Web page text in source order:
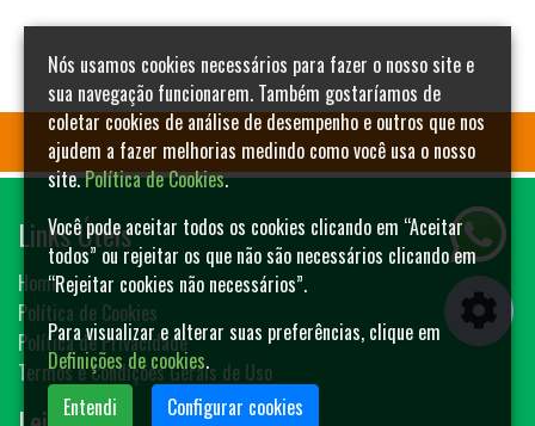
Links Úteis
Home
Política de Cookies
Política de Privacidade
Termos e Condições Gerais de Uso
Nós usamos cookies necessários para fazer o nosso site e
sua navegação funcionarem. Também gostaríamos de
coletar cookies de análise de desempenho e outros que nos
ajudem a fazer melhorias medindo como você usa o nosso
site.Política de Cookies.
Você pode aceitar todos os cookies clicando em “Aceitar
todos” ou rejeitar os que não são necessários clicando em
“Rejeitar cookies não necessários”.
Para visualizar e alterar suas preferências, clique em
Definições de cookies.
Entendi
Configurar cookies